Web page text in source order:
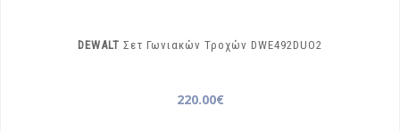
DEWALT Σετ Γωνιακών Τροχών DWE492DUO2
220.00€